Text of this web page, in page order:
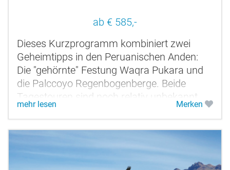
ab € 585,-
Dieses Kurzprogramm kombiniert zwei
Geheimtipps in den Peruanischen Anden:
Die "gehörnte" Festung Waqra Pukara und
die Palccoyo Regenbogenberge. Beide
Tagestouren sind noch relativ unbekannt
und daher nicht überlaufen. Durch die...
mehr lesen Merken